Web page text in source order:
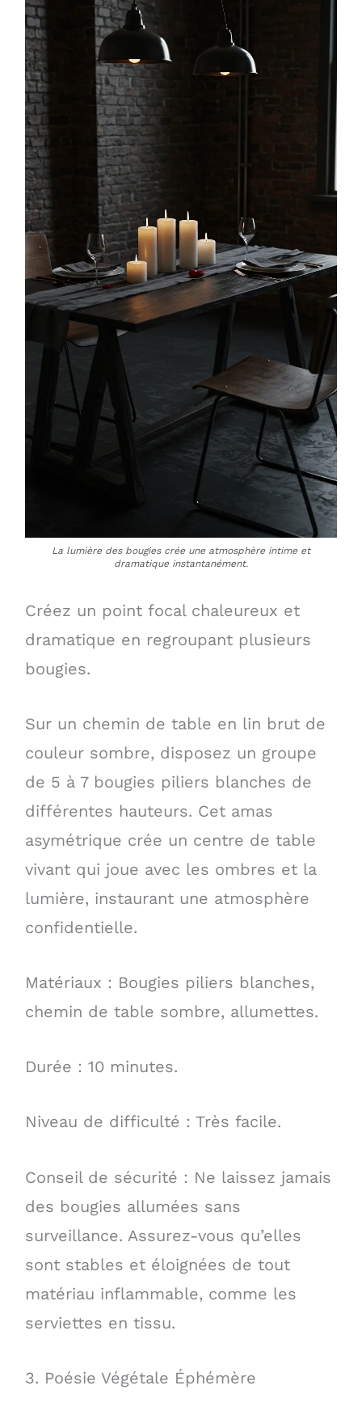
La lumière des bougies crée une atmosphère intime et
dramatique instantanément.
Créez un point focal chaleureux et
dramatique en regroupant plusieurs
bougies.
Sur un chemin de table en lin brut de
couleur sombre, disposez un groupe
de 5 à 7 bougies piliers blanches de
différentes hauteurs. Cet amas
asymétrique crée un centre de table
vivant qui joue avec les ombres et la
lumière, instaurant une atmosphère
confidentielle.
Matériaux : Bougies piliers blanches,
chemin de table sombre, allumettes.
Durée : 10 minutes.
Niveau de difficulté : Très facile.
Conseil de sécurité : Ne laissez jamais
des bougies allumées sans
surveillance. Assurez-vous qu’elles
sont stables et éloignées de tout
matériau inflammable, comme les
serviettes en tissu.
3. Poésie Végétale Éphémère